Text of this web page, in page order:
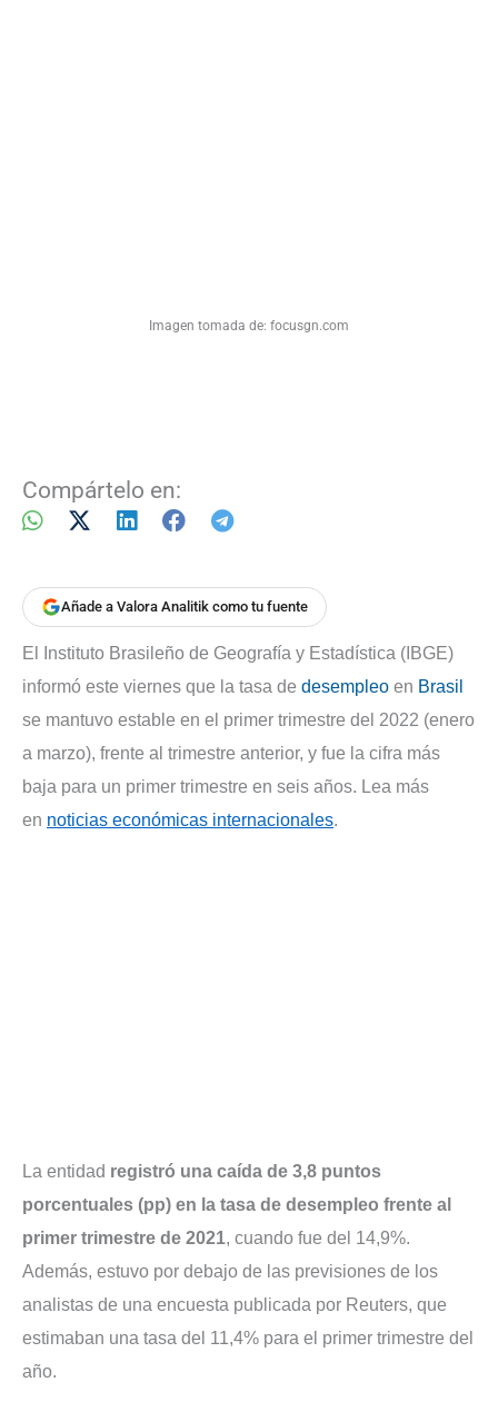
Imagen tomada de: focusgn.com
Compártelo en:
Añade a Valora Analitik como tu fuente
El Instituto Brasileño de Geografía y Estadística (IBGE)
informó este viernes que la tasa de desempleo en Brasil
se mantuvo estable en el primer trimestre del 2022 (enero
a marzo), frente al trimestre anterior, y fue la cifra más
baja para un primer trimestre en seis años. Lea más
en noticias económicas internacionales.
La entidad registró una caída de 3,8 puntos
porcentuales (pp) en la tasa de desempleo frente al
primer trimestre de 2021, cuando fue del 14,9%.
Además, estuvo por debajo de las previsiones de los
analistas de una encuesta publicada por Reuters, que
estimaban una tasa del 11,4% para el primer trimestre del
año.